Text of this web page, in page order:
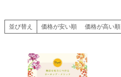
並び替え 価格が安い順 価格が高い順